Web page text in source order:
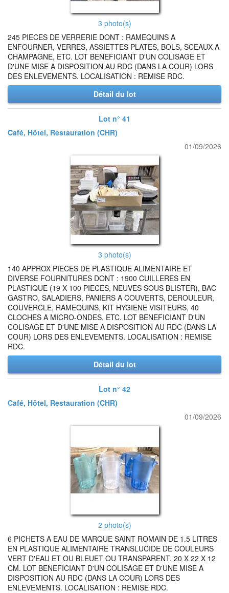
3 photo(s)
245 PIECES DE VERRERIE DONT : RAMEQUINS A
ENFOURNER, VERRES, ASSIETTES PLATES, BOLS, SCEAUX A
CHAMPAGNE, ETC. LOT BENEFICIANT D'UN COLISAGE ET
D'UNE MISE A DISPOSITION AU RDC (DANS LA COUR) LORS
DES ENLEVEMENTS. LOCALISATION : REMISE RDC.
Détail du lot
Lot n° 41
Café, Hôtel, Restauration (CHR)
01/09/2026
3 photo(s)
140 APPROX PIECES DE PLASTIQUE ALIMENTAIRE ET
DIVERSE FOURNITURES DONT : 1900 CUILLERES EN
PLASTIQUE (19 X 100 PIECES, NEUVES SOUS BLISTER), BAC
GASTRO, SALADIERS, PANIERS A COUVERTS, DEROULEUR,
COUVERCLE, RAMEQUINS, KIT HYGIENE VISITEURS, 40
CLOCHES A MICRO-ONDES, ETC. LOT BENEFICIANT D'UN
COLISAGE ET D'UNE MISE A DISPOSITION AU RDC (DANS LA
COUR) LORS DES ENLEVEMENTS. LOCALISATION : REMISE
RDC.
Détail du lot
Lot n° 42
Café, Hôtel, Restauration (CHR)
01/09/2026
2 photo(s)
6 PICHETS A EAU DE MARQUE SAINT ROMAIN DE 1.5 LITRES
EN PLASTIQUE ALIMENTAIRE TRANSLUCIDE DE COULEURS
VERT D'EAU ET OU BLEUET OU TRANSPARENT. 20 X 22 X 12
CM. LOT BENEFICIANT D'UN COLISAGE ET D'UNE MISE A
DISPOSITION AU RDC (DANS LA COUR) LORS DES
ENLEVEMENTS. LOCALISATION : REMISE RDC.